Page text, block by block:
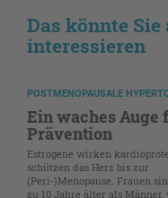
Das könnte Sie
interessieren
POSTMENOPAUSALE
Ein waches Auge
Prävention
Estrogene wirken
schützen das Herz bis zur
(Peri-)Menopause. Frauen
zu 10 Jahre älter als Männer,